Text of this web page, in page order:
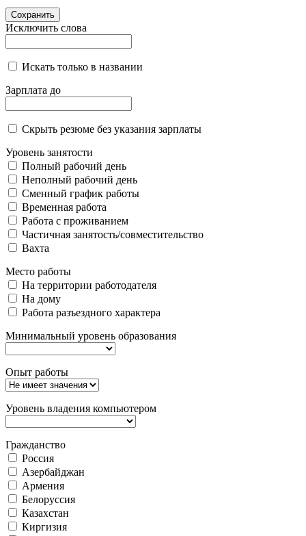
Сохранить
Исключить слова
Искать только в названии
Зарплата до
Скрыть резюме без указания зарплаты
Уровень занятости
Полный рабочий день
Неполный рабочий день
Сменный график работы
Временная работа
Работа с проживанием
Частичная занятость/совместительство
Вахта
Место работы
На территории работодателя
На дому
Работа разъездного характера
Минимальный уровень образования
Опыт работы
Уровень владения компьютером
Гражданство
Россия
Азербайджан
Армения
Белоруссия
Казахстан
Киргизия